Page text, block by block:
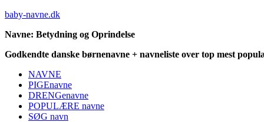
baby-navne.dk
Navne: Betydning og Oprindelse
Godkendte danske børnenavne + navneliste over top mest
NAVNE
PIGEnavne
DRENGenavne
POPULÆRE navne
SØG navn